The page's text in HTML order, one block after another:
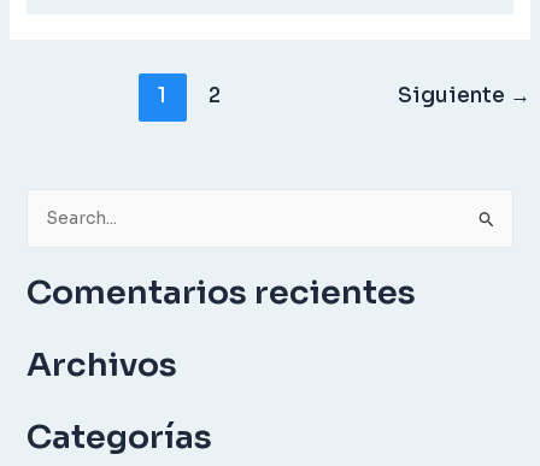
1 2 Siguiente →
s
a
p
Comentarios recientes
Archivos
Categorías